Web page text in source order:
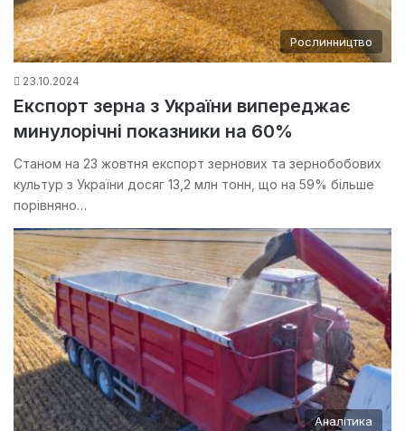
Рослинництво
23.10.2024
Експорт зерна з України випереджає
минулорічні показники на 60%
Станом на 23 жовтня експорт зернових та зернобобових
культур з України досяг 13,2 млн тонн, що на 59% більше
порівняно…
Аналітика